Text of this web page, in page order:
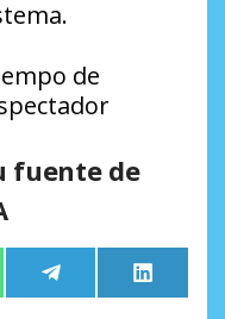
de
fuente de
Compartir
en
Telegram
en
LinkedIn